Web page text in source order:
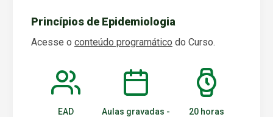
Princípios de Epidemiologia
Acesse o conteúdo programático do Curso.
EAD
Aulas gravadas -
20 horas